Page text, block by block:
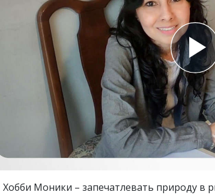
Что такое величие?
Хобби Моники – запечатлевать природу в